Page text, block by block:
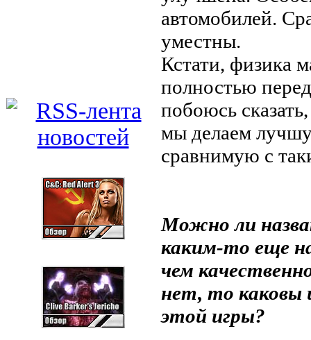
автомобилей.
уместны.
Кстати, физика
полностью
побоюсь
мы делаем
сравнимую с
Можно ли
каким-то еще
чем
нет, то каковы
этой игры?